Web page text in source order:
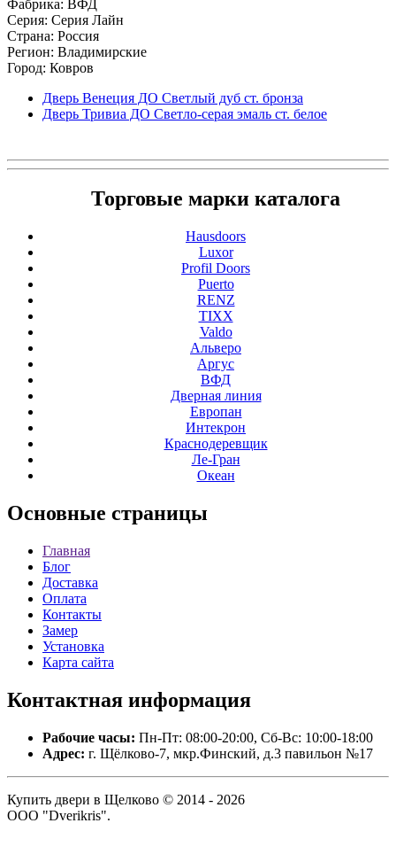
Фабрика: ВФД
Серия: Серия Лайн
Страна: Россия
Регион: Владимирские
Город: Ковров
Дверь Венеция ДО Светлый дуб ст. бронза
Дверь Тривиа ДО Светло-серая эмаль ст. белое
Торговые марки каталога
Hausdoors
Luxor
Profil Doors
Puerto
RENZ
TIXX
Valdo
Альверо
Аргус
ВФД
Дверная линия
Европан
Интекрон
Краснодеревщик
Ле-Гран
Океан
Основные страницы
Главная
Блог
Доставка
Оплата
Контакты
Замер
Установка
Карта сайта
Контактная информация
Рабочие часы: Пн-Пт: 08:00-20:00, Сб-Вс: 10:00-18:00
Адрес: г. Щёлково-7, мкр.Финский, д.3 павильон №17
Купить двери в Щелково © 2014 - 2026
ООО "Dverikris".